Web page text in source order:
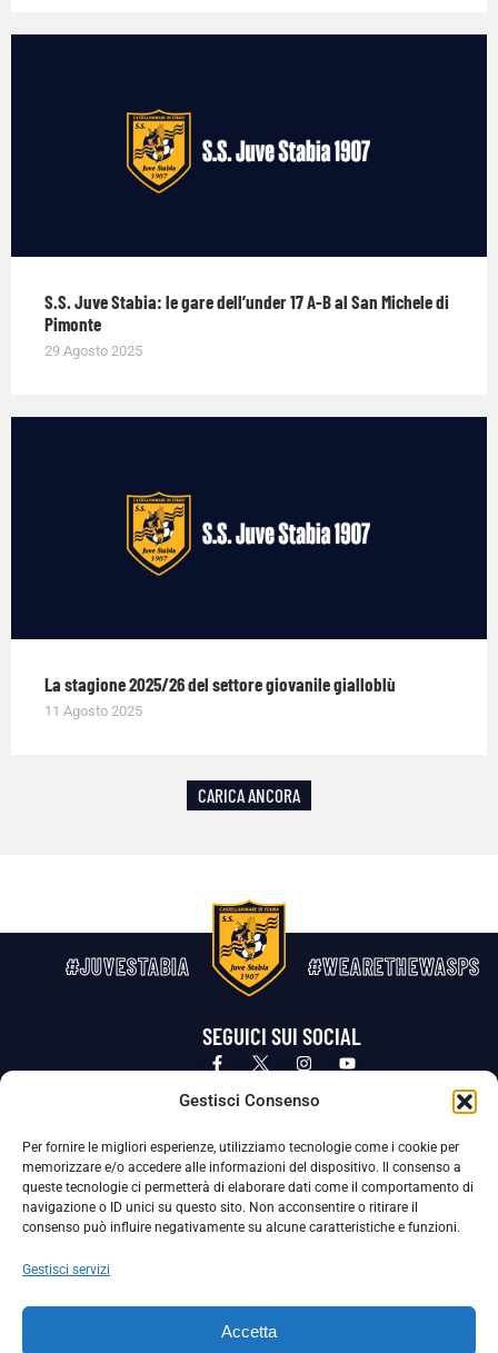
Gestisci Consenso
Per fornire le migliori esperienze, utilizziamo tecnologie come i cookie per
memorizzare e/o accedere alle informazioni del dispositivo. Il consenso a
queste tecnologie ci permetterà di elaborare dati come il comportamento di
navigazione o ID unici su questo sito. Non acconsentire o ritirare il
consenso può influire negativamente su alcune caratteristiche e funzioni.
Gestisci servizi
Accetta
S.S. Juve Stabia: le gare dell’under 17 A-B al San Michele di
Pimonte
29 Agosto 2025
La stagione 2025/26 del settore giovanile gialloblù
11 Agosto 2025
CARICA ANCORA
#JUVESTABIA #WEARETHEWASPS
SEGUICI SUI SOCIAL
Privacy Policy Cookie Policy
La Società ha nominato il Responsabile della Protezione dei Dati Personali (DPO), figura specializzata che vigila sulle modalità
adottate dalla nostra Società per tutelare i Suoi dati personali.
Per contattare il DPO può scrivere a